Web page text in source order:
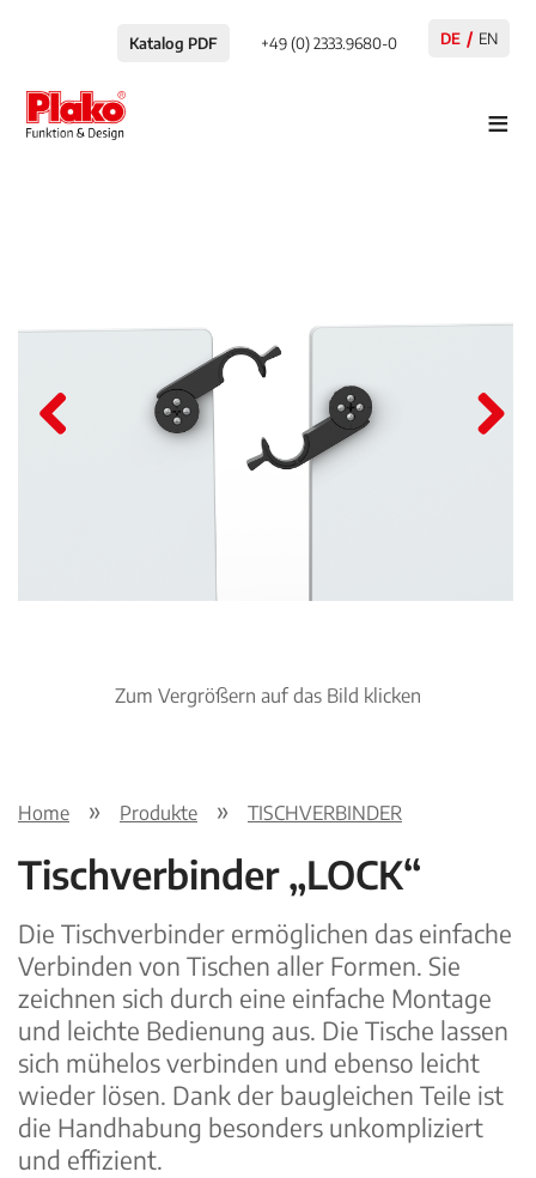
Katalog PDF +49 (0) 2333.9680-0 DE EN
≡
Zum Vergrößern auf das Bild klicken
Home Produkte TISCHVERBINDER
Tischverbinder „LOCK“
Die Tischverbinder ermöglichen das einfache
Verbinden von Tischen aller Formen. Sie
zeichnen sich durch eine einfache Montage
und leichte Bedienung aus. Die Tische lassen
sich mühelos verbinden und ebenso leicht
wieder lösen. Dank der baugleichen Teile ist
die Handhabung besonders unkompliziert
und effizient.